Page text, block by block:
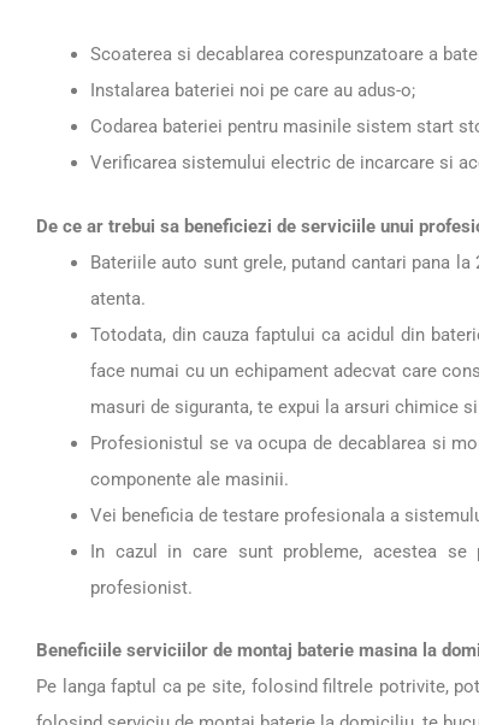
Scoaterea si decablarea corespunzatoare a
Instalarea bateriei noi pe care au adus-o;
Codarea bateriei pentru masinile sistem start
Verificarea sistemului electric de incarcare si
De ce ar trebui sa beneficiezi de serviciile unui
Bateriile auto sunt grele, putand cantari pana
atenta.
Totodata, din cauza faptului ca acidul din
face numai cu un echipament adecvat care
masuri de siguranta, te expui la arsuri chimice
Profesionistul se va ocupa de decablarea si
componente ale masinii.
Vei beneficia de testare profesionala a
In cazul in care sunt probleme, acestea
profesionist.
Beneficiile serviciilor de montaj baterie masina la
Pe langa faptul ca pe site, folosind filtrele potrivite,